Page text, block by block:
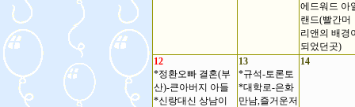
에드워드 아
랜드(빨간머
리앤의 배경
되었던곳)
12
*정환오빠 결혼(부
산)-큰아버지 아들
*신랑대신 상남이
13
*규석-토론토
*대학로-은화
만남,즐거운저
14